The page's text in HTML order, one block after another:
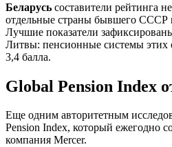
Беларусь составители рейтинга
отдельные страны бывшего СССР
Лучшие показатели
Литвы: пенсионные системы этих
3,4 балла.
Global Pension Index
Еще одним авторитетным
Pension Index, который ежегодно
компания Mercer.